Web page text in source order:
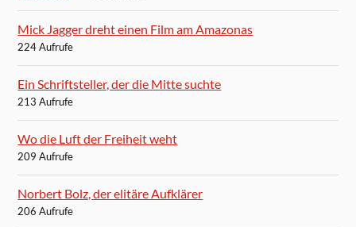
Mick Jagger dreht einen Film am Amazonas
224 Aufrufe
Ein Schriftsteller, der die Mitte suchte
213 Aufrufe
Wo die Luft der Freiheit weht
209 Aufrufe
Norbert Bolz, der elitäre Aufklärer
206 Aufrufe